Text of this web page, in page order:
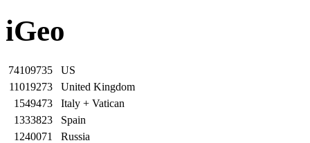
iGeo
74109735
US
11019273
United Kingdom
1549473
Italy + Vatican
1333823
Spain
1240071
Russia